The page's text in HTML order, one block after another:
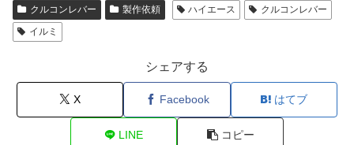
クルコンレバー 製作依頼 ハイエース
クルコンレバー
イルミ
シェアする
X Facebook はてブ
LINE コピー